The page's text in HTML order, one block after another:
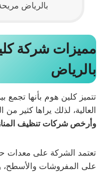
بالرياض
مميزات شركة
بالرياض
تتميز كلين هوم بأنها تجمع
العالية، لذلك يراها كثير
وأرخص شركات تنظيف
تعتمد الشركة على معدات
على المفروشات والأسطح،